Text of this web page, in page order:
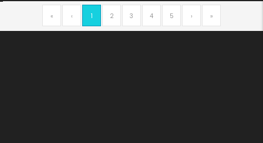
« ‹ 1 2 3 4 5 › »